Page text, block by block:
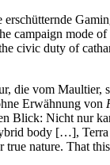
campaign mode
civic duty of
die vom Maultier,
Erwähnung von
Blick: Nicht nur
body […], Terra
nature. That